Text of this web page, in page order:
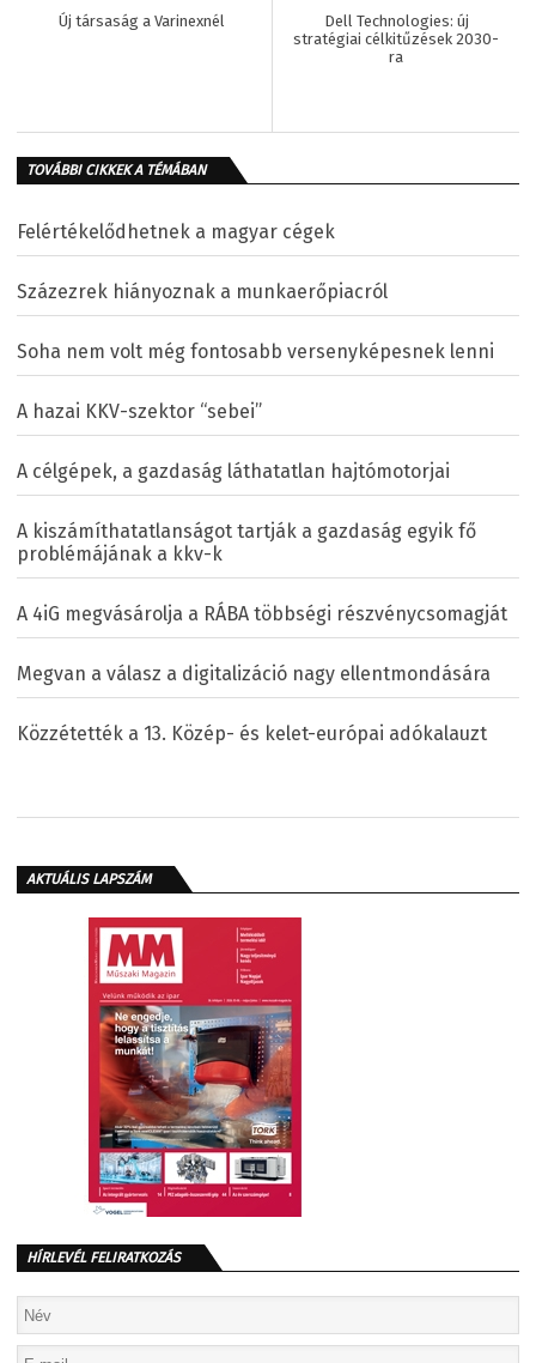
Új társaság a Varinexnél
Dell Technologies: új
stratégiai célkitűzések 2030-
ra
TOVÁBBI CIKKEK A TÉMÁBAN
Felértékelődhetnek a magyar cégek
Százezrek hiányoznak a munkaerőpiacról
Soha nem volt még fontosabb versenyképesnek lenni
A hazai KKV-szektor “sebei”
A célgépek, a gazdaság láthatatlan hajtómotorjai
A kiszámíthatatlanságot tartják a gazdaság egyik fő
problémájának a kkv-k
A 4iG megvásárolja a RÁBA többségi részvénycsomagját
Megvan a válasz a digitalizáció nagy ellentmondására
Közzétették a 13. Közép- és kelet-európai adókalauzt
AKTUÁLIS LAPSZÁM
HÍRLEVÉL FELIRATKOZÁS